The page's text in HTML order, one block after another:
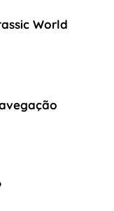
World